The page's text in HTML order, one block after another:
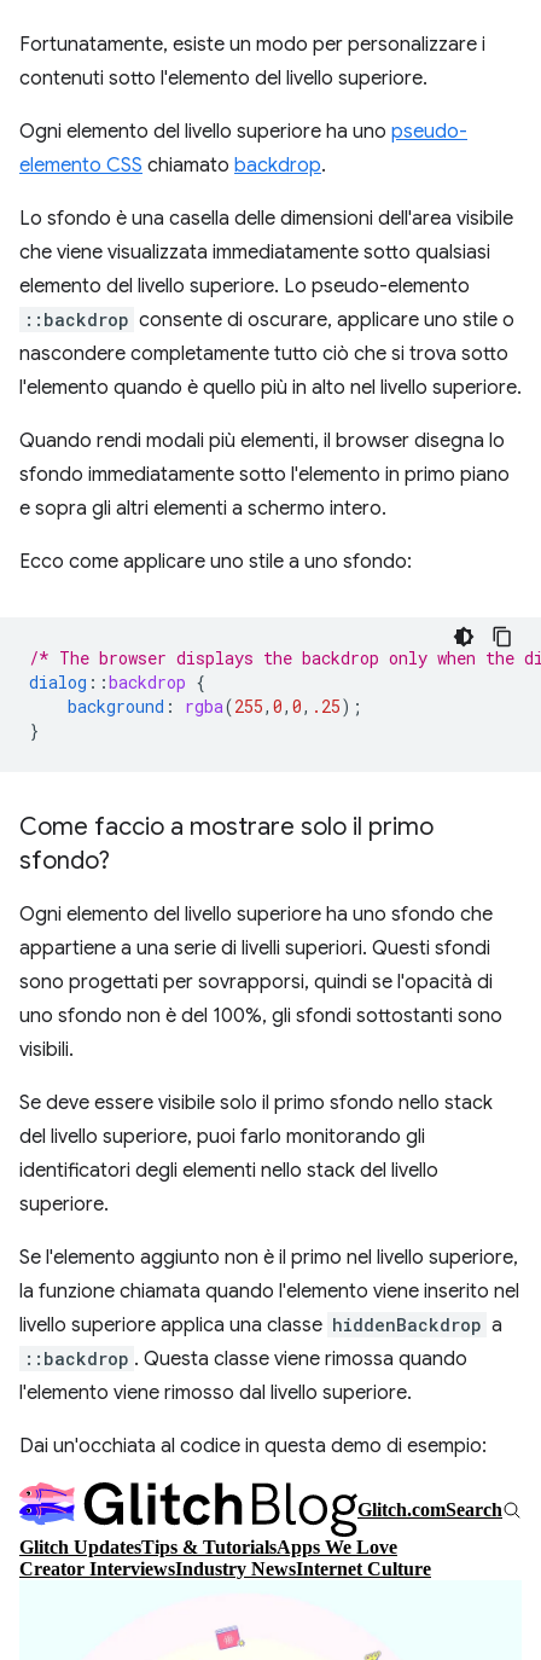
Fortunatamente, esiste un modo per personalizzare i
contenuti sotto l'elemento del livello superiore.
Ogni elemento del livello superiore ha uno pseudo-
elemento CSS chiamato backdrop.
Lo sfondo è una casella delle dimensioni dell'area visibile
che viene visualizzata immediatamente sotto qualsiasi
elemento del livello superiore. Lo pseudo-elemento
::backdrop consente di oscurare, applicare uno stile o
nascondere completamente tutto ciò che si trova sotto
l'elemento quando è quello più in alto nel livello superiore.
Quando rendi modali più elementi, il browser disegna lo
sfondo immediatamente sotto l'elemento in primo piano
e sopra gli altri elementi a schermo intero.
Ecco come applicare uno stile a uno sfondo:
/* The browser displays the backdrop only when the
dialog ::backdrop {
background : rgba(255, 0, 0, .25);
}
Come faccio a mostrare solo il primo
sfondo?
Ogni elemento del livello superiore ha uno sfondo che
appartiene a una serie di livelli superiori. Questi sfondi
sono progettati per sovrapporsi, quindi se l'opacità di
uno sfondo non è del 100%, gli sfondi sottostanti sono
visibili.
Se deve essere visibile solo il primo sfondo nello stack
del livello superiore, puoi farlo monitorando gli
identificatori degli elementi nello stack del livello
superiore.
Se l'elemento aggiunto non è il primo nel livello superiore,
la funzione chiamata quando l'elemento viene inserito nel
livello superiore applica una classe hiddenBackdrop a
::backdrop . Questa classe viene rimossa quando
l'elemento viene rimosso dal livello superiore.
Dai un'occhiata al codice in questa demo di esempio: